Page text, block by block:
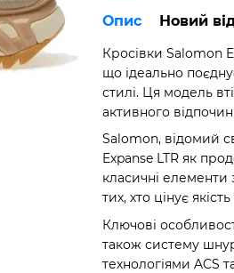
Опис Новий
Кросівки Salomon
що ідеально
стилі. Ця модель
активного
Salomon, відомий
Expanse LTR як
класичні елементи
тих, хто цінує
Ключові
також систему
технологіями ACS